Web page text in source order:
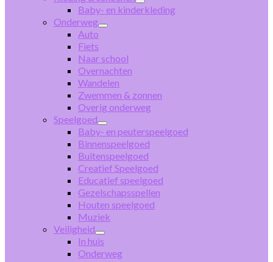
Baby- en kinderkleding
Onderweg
Auto
Fiets
Naar school
Overnachten
Wandelen
Zwemmen & zonnen
Overig onderweg
Speelgoed
Baby- en peuterspeelgoed
Binnenspeelgoed
Buitenspeelgoed
Creatief Speelgoed
Educatief speelgoed
Gezelschapsspellen
Houten speelgoed
Muziek
Veiligheid
In huis
Onderweg